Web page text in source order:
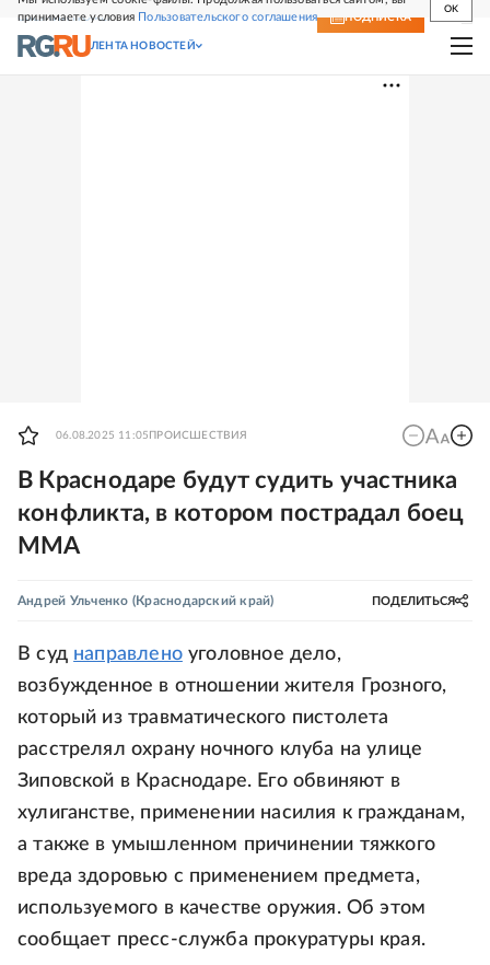
принимаете условия Пользовательского соглашения
OK
СВЕЖИЙ НОМЕР ПОДПИСКА
ЛЕНТА НОВОСТЕЙ
06.08.2025 11:05 ПРОИСШЕСТВИЯ
В Краснодаре будут судить участника
конфликта, в котором пострадал боец
ММА
Андрей Ульченко (Краснодарский край) ПОДЕЛИТЬСЯ
В суд направленоуголовное дело,
возбужденное в отношении жителя Грозного,
который из травматического пистолета
расстрелял охрану ночного клуба на улице
Зиповской в Краснодаре. Его обвиняют в
хулиганстве, применении насилия к гражданам,
а также в умышленном причинении тяжкого
вреда здоровью с применением предмета,
используемого в качестве оружия. Об этом
сообщает пресс-служба прокуратуры края.